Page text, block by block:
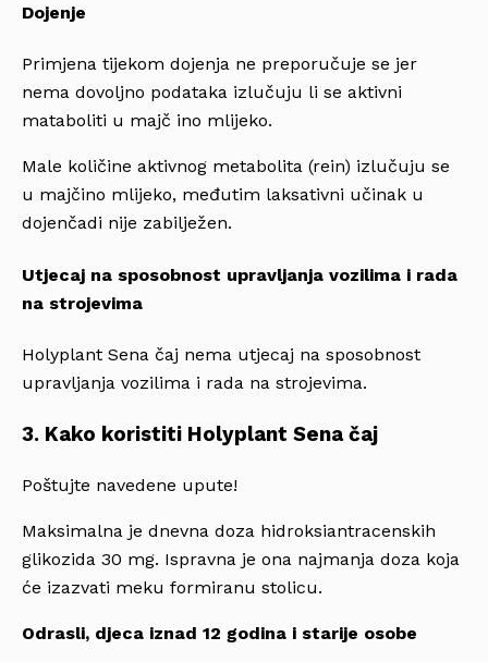
Dojenje
Primjena tijekom dojenja ne preporučuje se jer
nema dovoljno podataka izlučuju li se aktivni
mataboliti u majč ino mlijeko.
Male količine aktivnog metabolita (rein) izlučuju se
u majčino mlijeko, međutim laksativni učinak u
dojenčadi nije zabilježen.
Utjecaj na sposobnost upravljanja vozilima i rada
na strojevima
Holyplant Sena čaj nema utjecaj na sposobnost
upravljanja vozilima i rada na strojevima.
3. Kako koristiti Holyplant Sena čaj
Poštujte navedene upute!
Maksimalna je dnevna doza hidroksiantracenskih
glikozida 30 mg. Ispravna je ona najmanja doza koja
će izazvati meku formiranu stolicu.
Odrasli, djeca iznad 12 godina i starije osobe